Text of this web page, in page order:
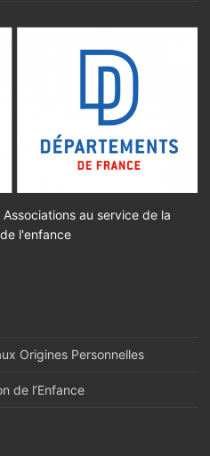
au service de la
l'enfance
Origines Personnelles
de l’Enfance